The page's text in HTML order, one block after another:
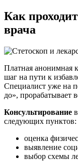
Как проходит
врача
Платная анонимная
шаг на пути к
Специалист уже на
до», прорабатывает
Консультирование
следующих пунктов:
оценка
выявление
выбор схемы